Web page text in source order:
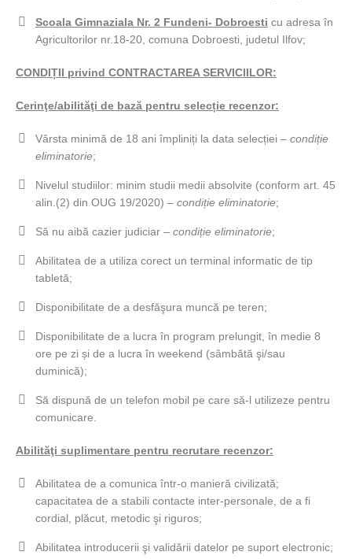
Scoala Gimnaziala Nr. 2 Fundeni- Dobroesti cu adresa în
Agricultorilor nr.18-20, comuna Dobroesti, judetul Ilfov;
CONDIȚII privind CONTRACTAREA SERVICIILOR:
Cerinţe/abilităţi de bază pentru selecție recenzor:
Vârsta minimă de 18 ani împliniți la data selecției – condiție
eliminatorie;
Nivelul studiilor: minim studii medii absolvite (conform art. 45
alin.(2) din OUG 19/2020) – condiție eliminatorie;
Să nu aibă cazier judiciar – condiție eliminatorie;
Abilitatea de a utiliza corect un terminal informatic de tip
tabletă;
Disponibilitate de a desfăşura muncă pe teren;
Disponibilitate de a lucra în program prelungit, în medie 8
ore pe zi și de a lucra în weekend (sâmbătă şi/sau
duminică);
Să dispună de un telefon mobil pe care să-l utilizeze pentru
comunicare.
Abilităţi suplimentare pentru recrutare recenzor:
Abilitatea de a comunica într-o manieră civilizată;
capacitatea de a stabili contacte inter-personale, de a fi
cordial, plăcut, metodic şi riguros;
Abilitatea introducerii şi validării datelor pe suport electronic;